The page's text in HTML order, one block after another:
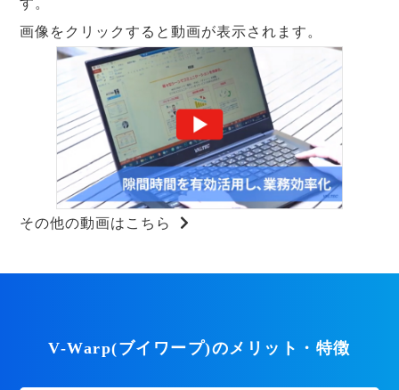
す。
画像をクリックすると動画が表示されます。
その他の動画はこちら
V-Warp(ブイワープ)のメリット・特徴